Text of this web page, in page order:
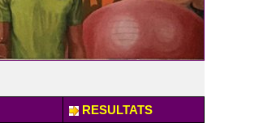
RESULTATS